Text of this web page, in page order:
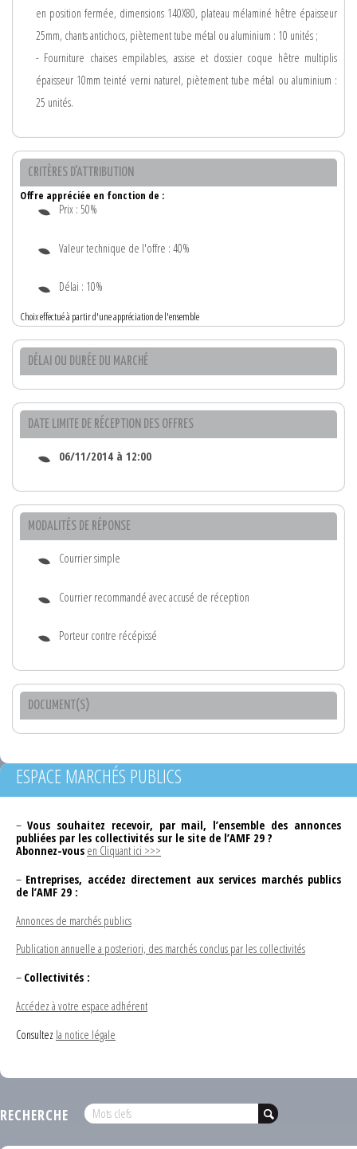
en position fermée, dimensions 140X80, plateau mélaminé hêtre épaisseur
25mm, chants antichocs, piètement tube métal ou aluminium : 10 unités ;
- Fourniture chaises empilables, assise et dossier coque hêtre multiplis
épaisseur 10mm teinté verni naturel, piètement tube métal ou aluminium :
25 unités.
CRITÈRES D'ATTRIBUTION
Offre appréciée en fonction de :
Prix : 50%
Valeur technique de l'offre : 40%
Délai : 10%
Choix effectué à partir d'une appréciation de l'ensemble
DÉLAI OU DURÉE DU MARCHÉ
DATE LIMITE DE RÉCEPTION DES OFFRES
06/11/2014 à 12:00
MODALITÉS DE RÉPONSE
Courrier simple
Courrier recommandé avec accusé de réception
Porteur contre récépissé
DOCUMENT(S)
ESPACE MARCHÉS PUBLICS
– Vous souhaitez recevoir, par mail, l’ensemble des annonces
publiées par les collectivités sur le site de l’AMF 29 ?
Abonnez-vous en Cliquant ici >>>
– Entreprises, accédez directement aux services marchés publics
de l’AMF 29 :
Annonces de marchés publics
Publication annuelle a posteriori, des marchés conclus par les collectivités
– Collectivités :
Accédez à votre espace adhérent
Consultez la notice légale
RECHERCHE